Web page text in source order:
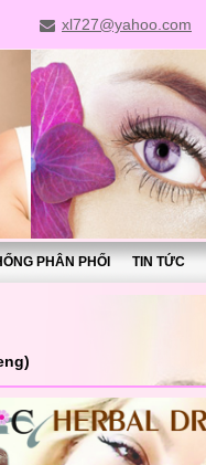
xl727@yahoo.com
PHÂN PHỐI TIN TỨC